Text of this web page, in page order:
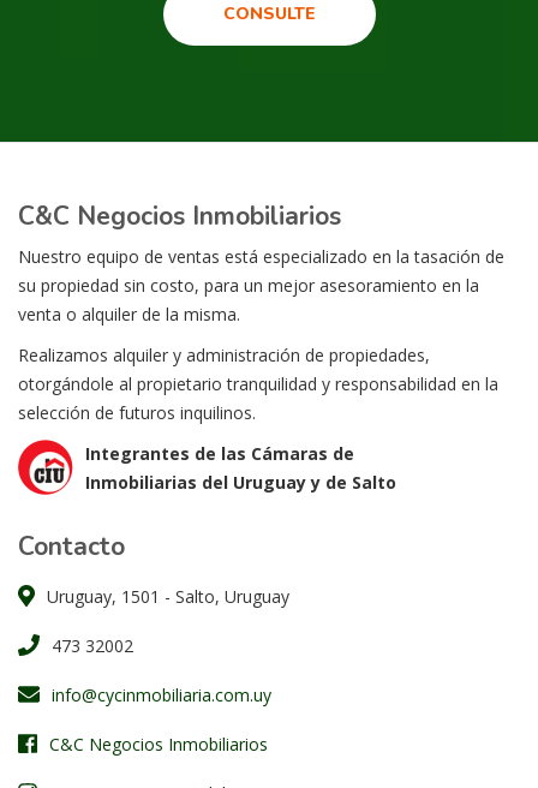
CONSULTE
C&C Negocios Inmobiliarios
Nuestro equipo de ventas está especializado en la tasación de
su propiedad sin costo, para un mejor asesoramiento en la
venta o alquiler de la misma.
Realizamos alquiler y administración de propiedades,
otorgándole al propietario tranquilidad y responsabilidad en la
selección de futuros inquilinos.
Integrantes de las Cámaras de
Inmobiliarias del Uruguay y de Salto
Contacto
Uruguay, 1501 - Salto, Uruguay
473 32002
info@cycinmobiliaria.com.uy
C&C Negocios Inmobiliarios